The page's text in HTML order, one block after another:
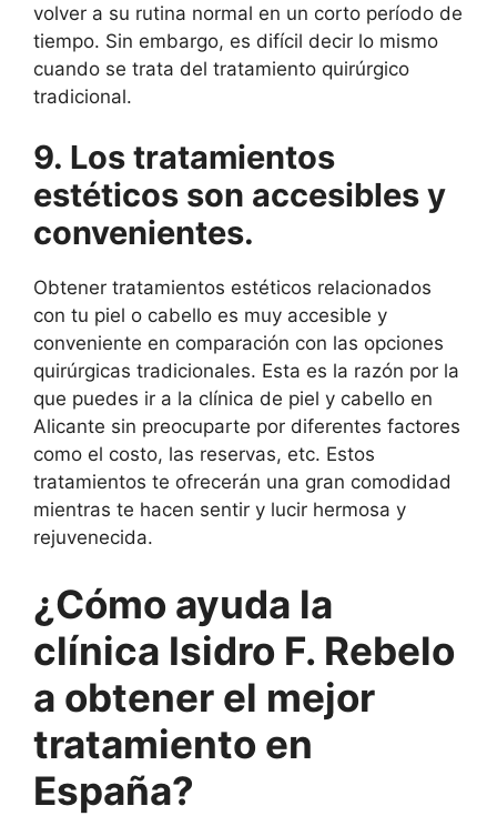
volver a su rutina normal en un corto período de
tiempo. Sin embargo, es difícil decir lo mismo
cuando se trata del tratamiento quirúrgico
tradicional.
9. Los tratamientos
estéticos son accesibles y
convenientes.
Obtener tratamientos estéticos relacionados
con tu piel o cabello es muy accesible y
conveniente en comparación con las opciones
quirúrgicas tradicionales. Esta es la razón por la
que puedes ir a la clínica de piel y cabello en
Alicante sin preocuparte por diferentes factores
como el costo, las reservas, etc. Estos
tratamientos te ofrecerán una gran comodidad
mientras te hacen sentir y lucir hermosa y
rejuvenecida.
¿Cómo ayuda la
clínica Isidro F. Rebelo
a obtener el mejor
tratamiento en
España?